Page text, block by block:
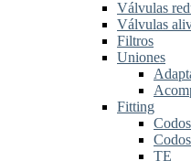
Válvulas
Válvulas
Filtros
Uniones
Fitting
TE